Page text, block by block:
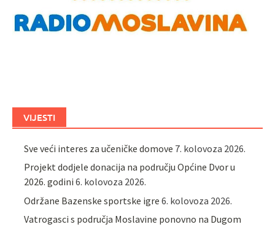
VIJESTI
Sve veći interes za učeničke domove 7. kolovoza 2026.
Projekt dodjele donacija na području Općine Dvor u
2026. godini 6. kolovoza 2026.
Održane Bazenske sportske igre 6. kolovoza 2026.
Vatrogasci s područja Moslavine ponovno na Dugom